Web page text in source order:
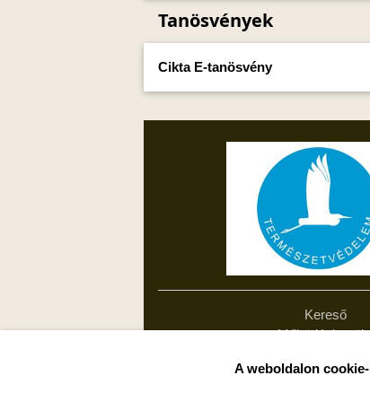
A weboldalon
Tanösvények
Cikta E-tanösvény
Kereső
Működési
Feliratkozás